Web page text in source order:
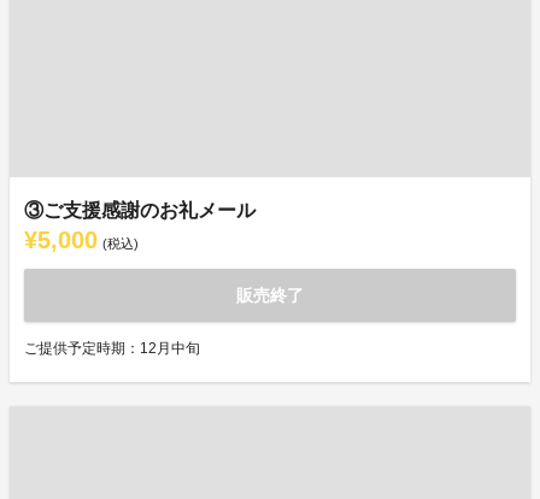
③ご支援感謝のお礼メール
¥5,000 (税込)
販売終了
ご提供予定時期：12月中旬